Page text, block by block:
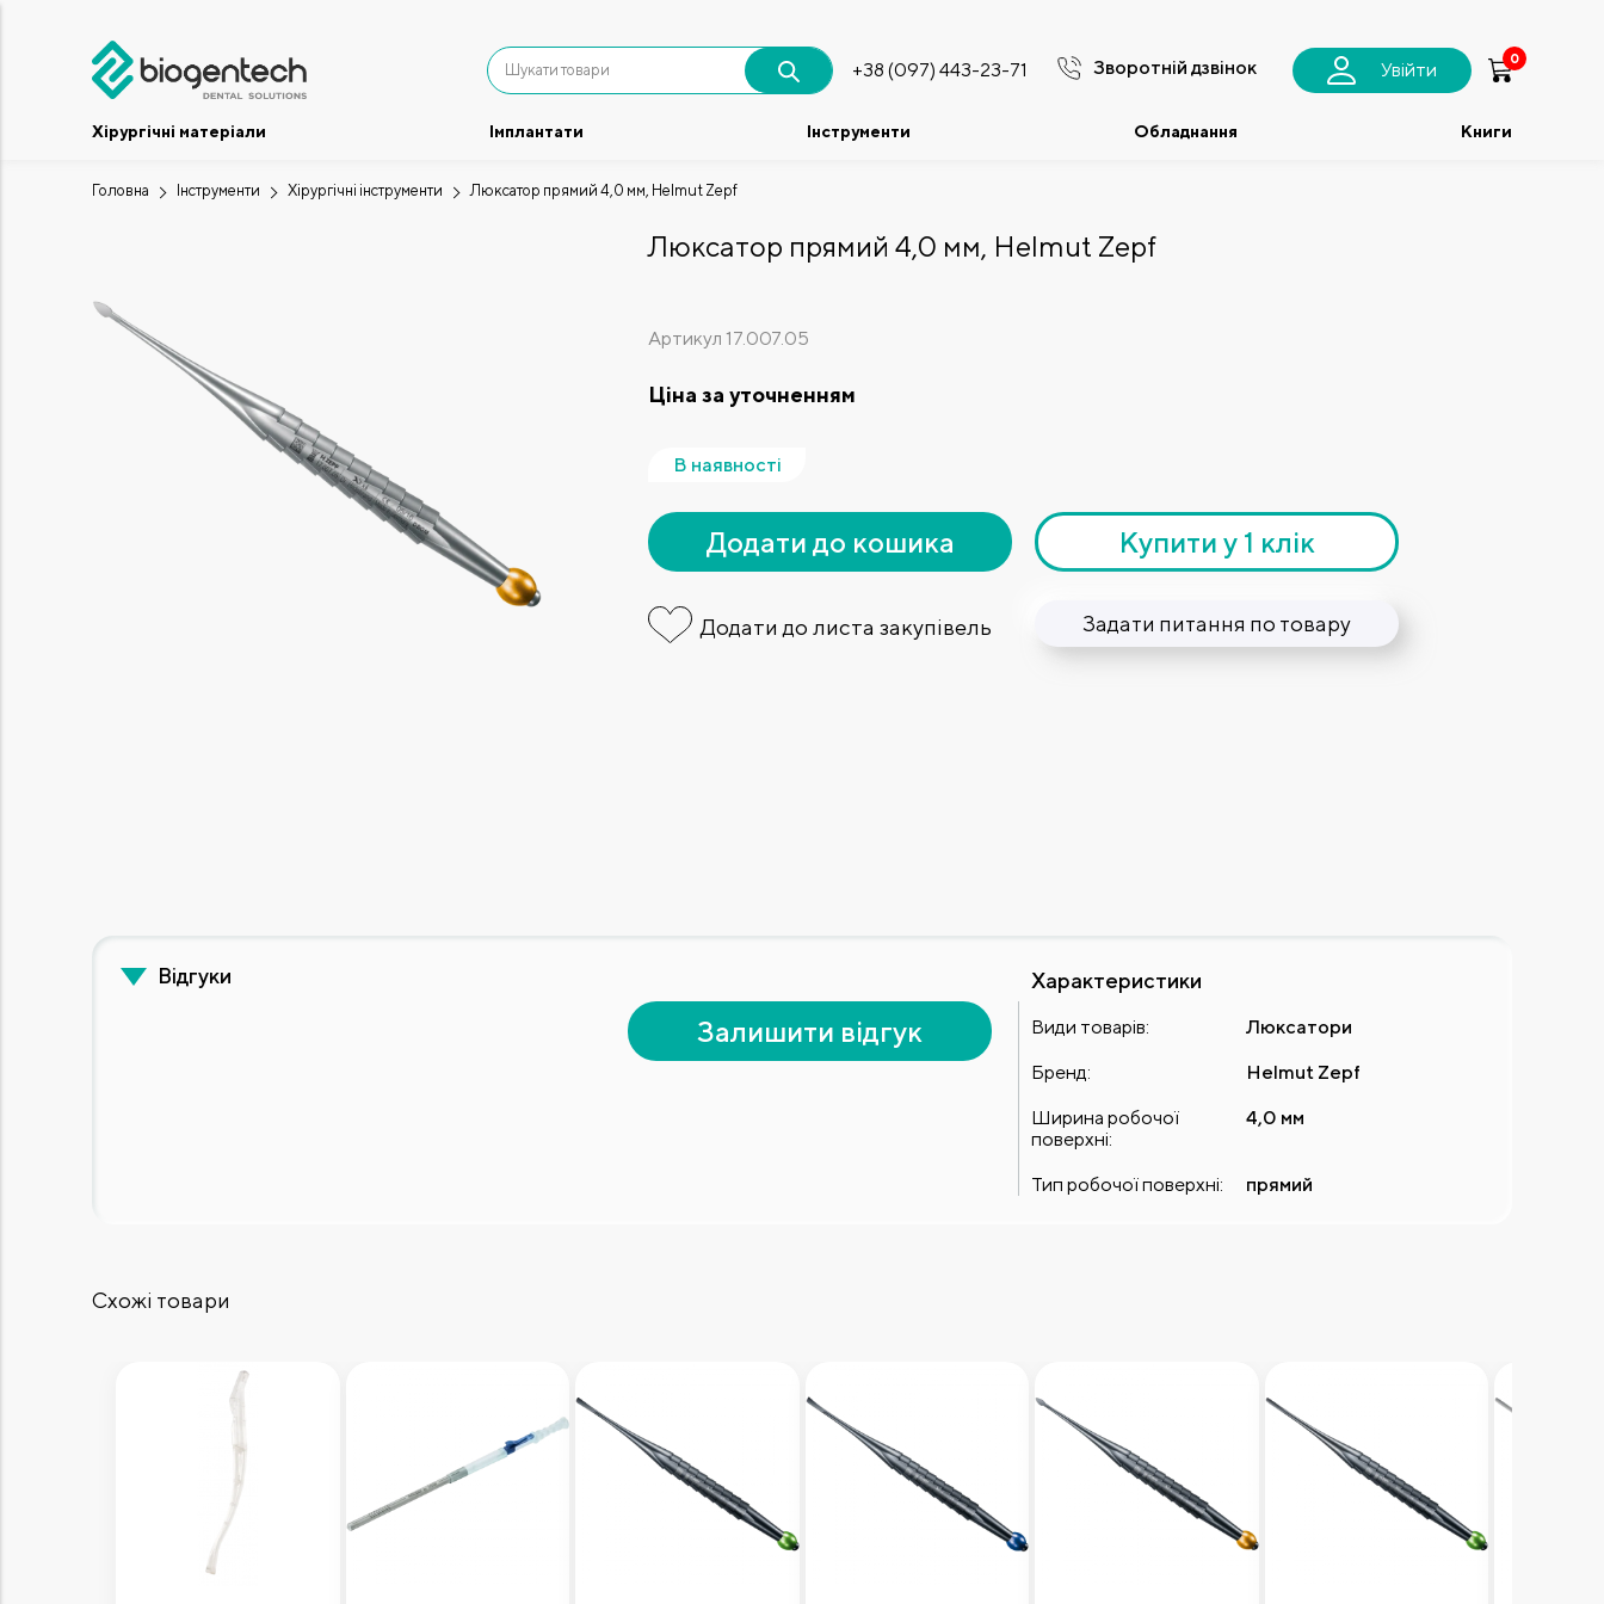
+38 (097) 443-23-71 Зворотній дзвінок Увійти
0
Хірургічні матеріали Імплантати Інструменти Обладнання Книги
Головна Інструменти Хірургічні інструменти Люксатор прямий 4,0 мм, Helmut Zepf
Люксатор прямий 4,0 мм, Helmut Zepf
Артикул 17.007.05
Ціна за уточненням
В наявності
Додати до кошика
Додати до листа закупівель
Купити у 1 клік
Задати питання по товару
Відгуки
Залишити відгук
Характеристики
Види товарів:
Люксатори
Бренд:
Helmut Zepf
Ширина робочої
поверхні:
4,0 мм
Тип робочої поверхні: прямий
Схожі товари